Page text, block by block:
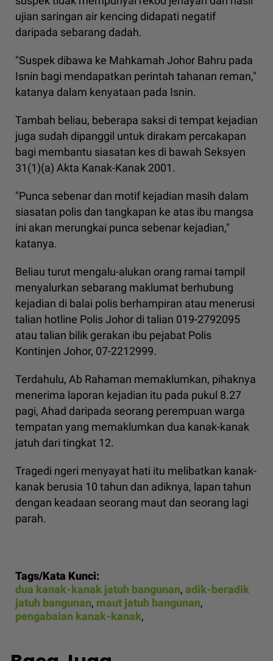
ujian saringan air kencing didapati negatif
daripada sebarang dadah.
"Suspek dibawa ke Mahkamah Johor Bahru pada
Isnin bagi mendapatkan perintah tahanan reman,"
katanya dalam kenyataan pada Isnin.
Tambah beliau, beberapa saksi di tempat kejadian
juga sudah dipanggil untuk dirakam percakapan
bagi membantu siasatan kes di bawah Seksyen
31(1)(a) Akta Kanak-Kanak 2001.
"Punca sebenar dan motif kejadian masih dalam
siasatan polis dan tangkapan ke atas ibu mangsa
ini akan merungkai punca sebenar kejadian,"
katanya.
Beliau turut mengalu-alukan orang ramai tampil
menyalurkan sebarang maklumat berhubung
kejadian di balai polis berhampiran atau menerusi
talian hotline Polis Johor di talian 019-2792095
atau talian bilik gerakan ibu pejabat Polis
Kontinjen Johor, 07-2212999.
Terdahulu, Ab Rahaman memaklumkan, pihaknya
menerima laporan kejadian itu pada pukul 8.27
pagi, Ahad daripada seorang perempuan warga
tempatan yang memaklumkan dua kanak-kanak
jatuh dari tingkat 12.
Tragedi ngeri menyayat hati itu melibatkan kanak-
kanak berusia 10 tahun dan adiknya, lapan tahun
dengan keadaan seorang maut dan seorang lagi
parah.
Tags/Kata Kunci:
dua kanak-kanak jatuh bangunan, adik-beradik
jatuh bangunan, maut jatuh bangunan,
pengabaian kanak-kanak,